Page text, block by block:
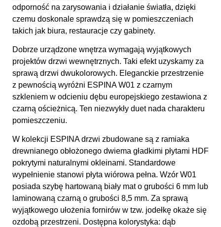
odporność na zarysowania i działanie światła, dzięki
czemu doskonale sprawdzą się w pomieszczeniach
takich jak biura, restauracje czy gabinety.
Dobrze urządzone wnętrza wymagają wyjątkowych
projektów drzwi wewnętrznych. Taki efekt uzyskamy za
sprawą drzwi dwukolorowych. Eleganckie przestrzenie
z pewnością wyróżni ESPINA W01 z czarnym
szkleniem w odcieniu dębu europejskiego zestawiona z
czarną ościeżnicą. Ten niezwykły duet nada charakteru
pomieszczeniu.
W kolekcji ESPINA drzwi zbudowane są z ramiaka
drewnianego obłożonego dwiema gładkimi płytami HDF
pokrytymi naturalnymi okleinami. Standardowe
wypełnienie stanowi płyta wiórowa pełna. Wzór W01
posiada szybę hartowaną biały mat o grubości 6 mm lub
laminowaną czarną o grubości 8,5 mm. Za sprawą
wyjątkowego ułożenia fornirów w tzw. jodełkę okaże się
ozdobą przestrzeni. Dostępna kolorystyka: dąb